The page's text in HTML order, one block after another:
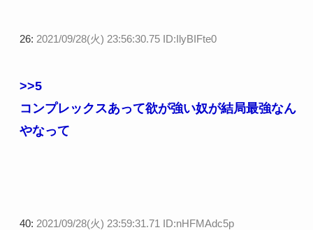
26: 2021/09/28(火) 23:56:30.75 ID:IlyBIFte0
>>5
コンプレックスあって欲が強い奴が結局最強なん
やなって
40: 2021/09/28(火) 23:59:31.71 ID:nHFMAdc5p